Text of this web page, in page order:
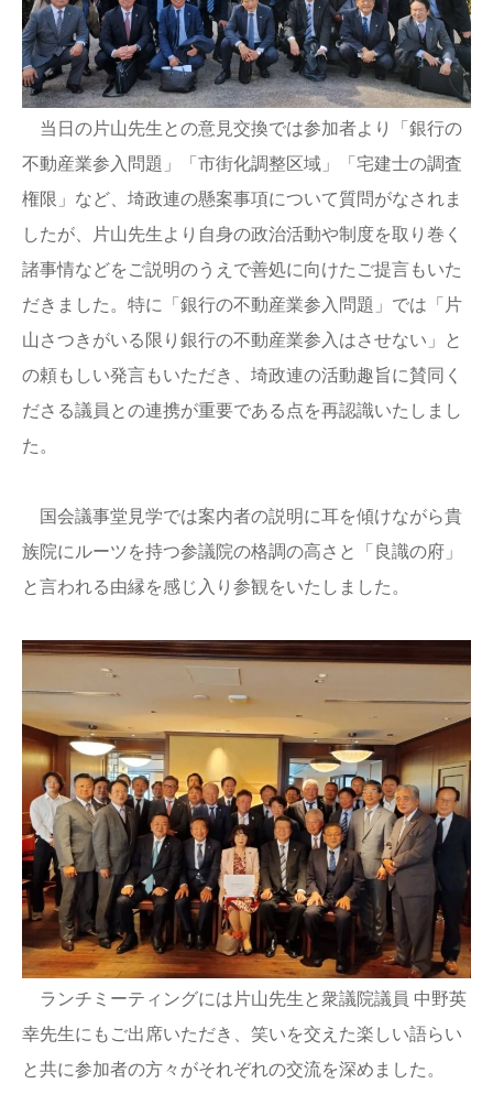
当日の片山先生との意見交換では参加者より「銀行の
不動産業参入問題」「市街化調整区域」「宅建士の調査
権限」など、埼政連の懸案事項について質問がなされま
したが、片山先生より自身の政治活動や制度を取り巻く
諸事情などをご説明のうえで善処に向けたご提言もいた
だきました。特に「銀行の不動産業参入問題」では「片
山さつきがいる限り銀行の不動産業参入はさせない」と
の頼もしい発言もいただき、埼政連の活動趣旨に賛同く
ださる議員との連携が重要である点を再認識いたしまし
た。
国会議事堂見学では案内者の説明に耳を傾けながら貴
族院にルーツを持つ参議院の格調の高さと「良識の府」
と言われる由縁を感じ入り参観をいたしました。
ランチミーティングには片山先生と衆議院議員 中野英
幸先生にもご出席いただき、笑いを交えた楽しい語らい
と共に参加者の方々がそれぞれの交流を深めました。